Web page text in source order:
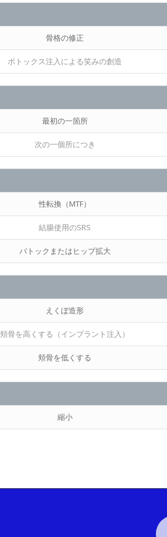
骨格の修正
ボトックス注入による笑みの創造
最初の一箇所
次の一個所につき
性転換（MTF）
結腸使用のSRS
バトックまたはヒップ拡大
えくぼ造形
頬骨を高くする（インプラント注入）
頬骨を低くする
縮小